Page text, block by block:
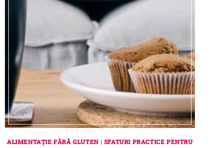
ALIMENTAȚIE FĂRĂ GLUTEN| SFATURI PRACTICE PENTRU